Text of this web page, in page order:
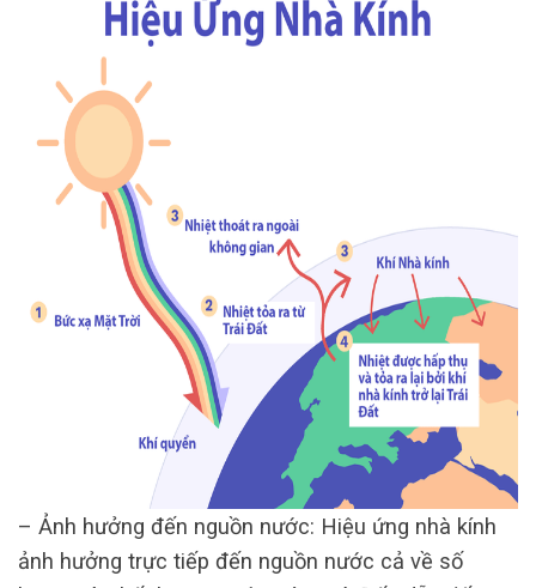
– Ảnh hưởng đến nguồn nước: Hiệu ứng nhà kính
ảnh hưởng trực tiếp đến nguồn nước cả về số